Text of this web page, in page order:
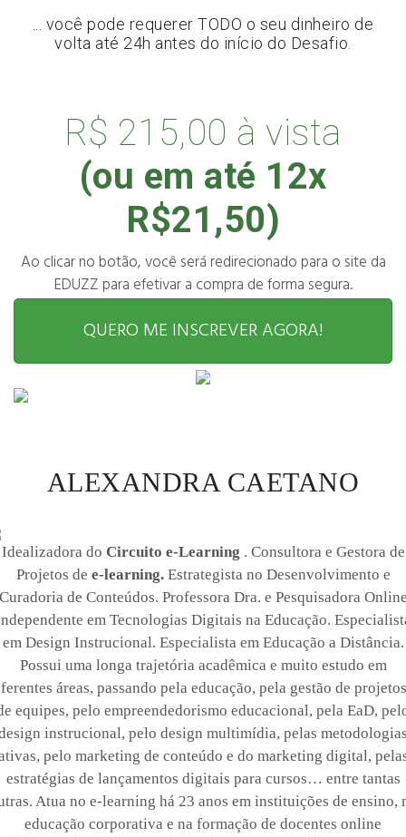
... você pode requerer TODO o seu dinheiro de
volta até 24h antes do início do Desafio.
R$ 215,00 à vista
(ou em até 12x
R$21,50)
Ao clicar no botão, você será redirecionado para o site da
EDUZZ para efetivar a compra de forma segura.
QUERO ME INSCREVER AGORA!
ALEXANDRA CAETANO
Idealizadora do Circuito e-Learning . Consultora e Gestora de
Projetos de e-learning. Estrategista no Desenvolvimento e
de Conteúdos. Professora Dra. e Pesquisadora
em Tecnologias Digitais na Educação.
em Design Instrucional. Especialista em Educação a Distância.
Possui uma longa trajetória acadêmica e muito estudo em
áreas, passando pela educação, pela gestão de
equipes, pelo empreendedorismo educacional, pela EaD,
instrucional, pelo design multimídia, pelas
pelo marketing de conteúdo e do marketing digital,
estratégias de lançamentos digitais para cursos… entre tantas
Atua no e-learning há 23 anos em instituições de ensino,
educação corporativa e na formação de docentes online